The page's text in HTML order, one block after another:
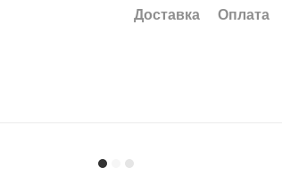
Доставка Оплата